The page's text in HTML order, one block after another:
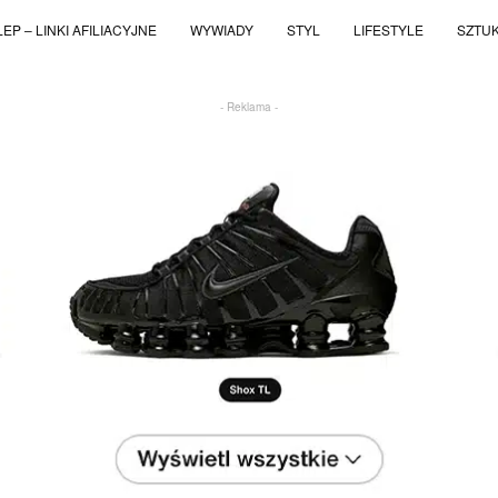
– LINKI AFILIACYJNE WYWIADY STYL LIFESTYLE
- Reklama -